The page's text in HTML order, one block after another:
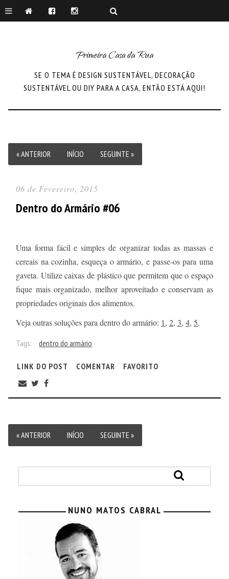
Primeira Casa da Rua
SE O TEMA É DESIGN SUSTENTÁVEL, DECORAÇÃO
SUSTENTÁVEL OU DIY PARA A CASA, ENTÃO ESTÁ AQUI!
« ANTERIOR INÍCIO SEGUINTE »
06 de Fevereiro, 2015
Dentro do Armário #06
Uma forma fácil e simples de organizar todas as massas e
cereais na cozinha, esqueça o armário, e passe-os para uma
gaveta. Utilize caixas de plástico que permitem que o espaço
fique mais organizado, melhor aproveitado e conservam as
propriedades originais dos alimentos.
Veja outras soluções para dentro do armário: 1, 2, 3, 4, 5.
Tags: dentro do armário
LINK DO POST COMENTAR FAVORITO
« ANTERIOR INÍCIO SEGUINTE »
NUNO MATOS CABRAL